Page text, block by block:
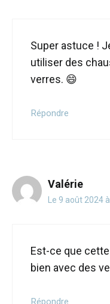
Super astuce !
utiliser des
verres. 😄
Répondre
Valérie
Le 9 août 2024
Est-ce que
bien avec des
Répondre